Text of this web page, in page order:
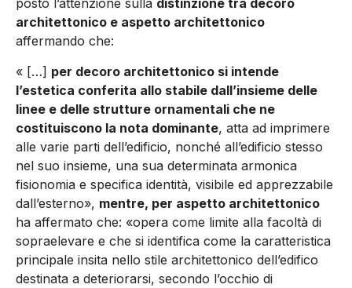
posto l’attenzione sulla distinzione tra decoro
architettonico e aspetto architettonico
affermando che:
« […] per decoro architettonico si intende
l’estetica conferita allo stabile dall’insieme delle
linee e delle strutture ornamentali che ne
costituiscono la nota dominante, atta ad imprimere
alle varie parti dell’edificio, nonché all’edificio stesso
nel suo insieme, una sua determinata armonica
fisionomia e specifica identità, visibile ed apprezzabile
dall’esterno», mentre, per aspetto architettonico
ha affermato che: «opera come limite alla facoltà di
sopraelevare e che si identifica come la caratteristica
principale insita nello stile architettonico dell’edifico
destinata a deteriorarsi, secondo l’occhio di